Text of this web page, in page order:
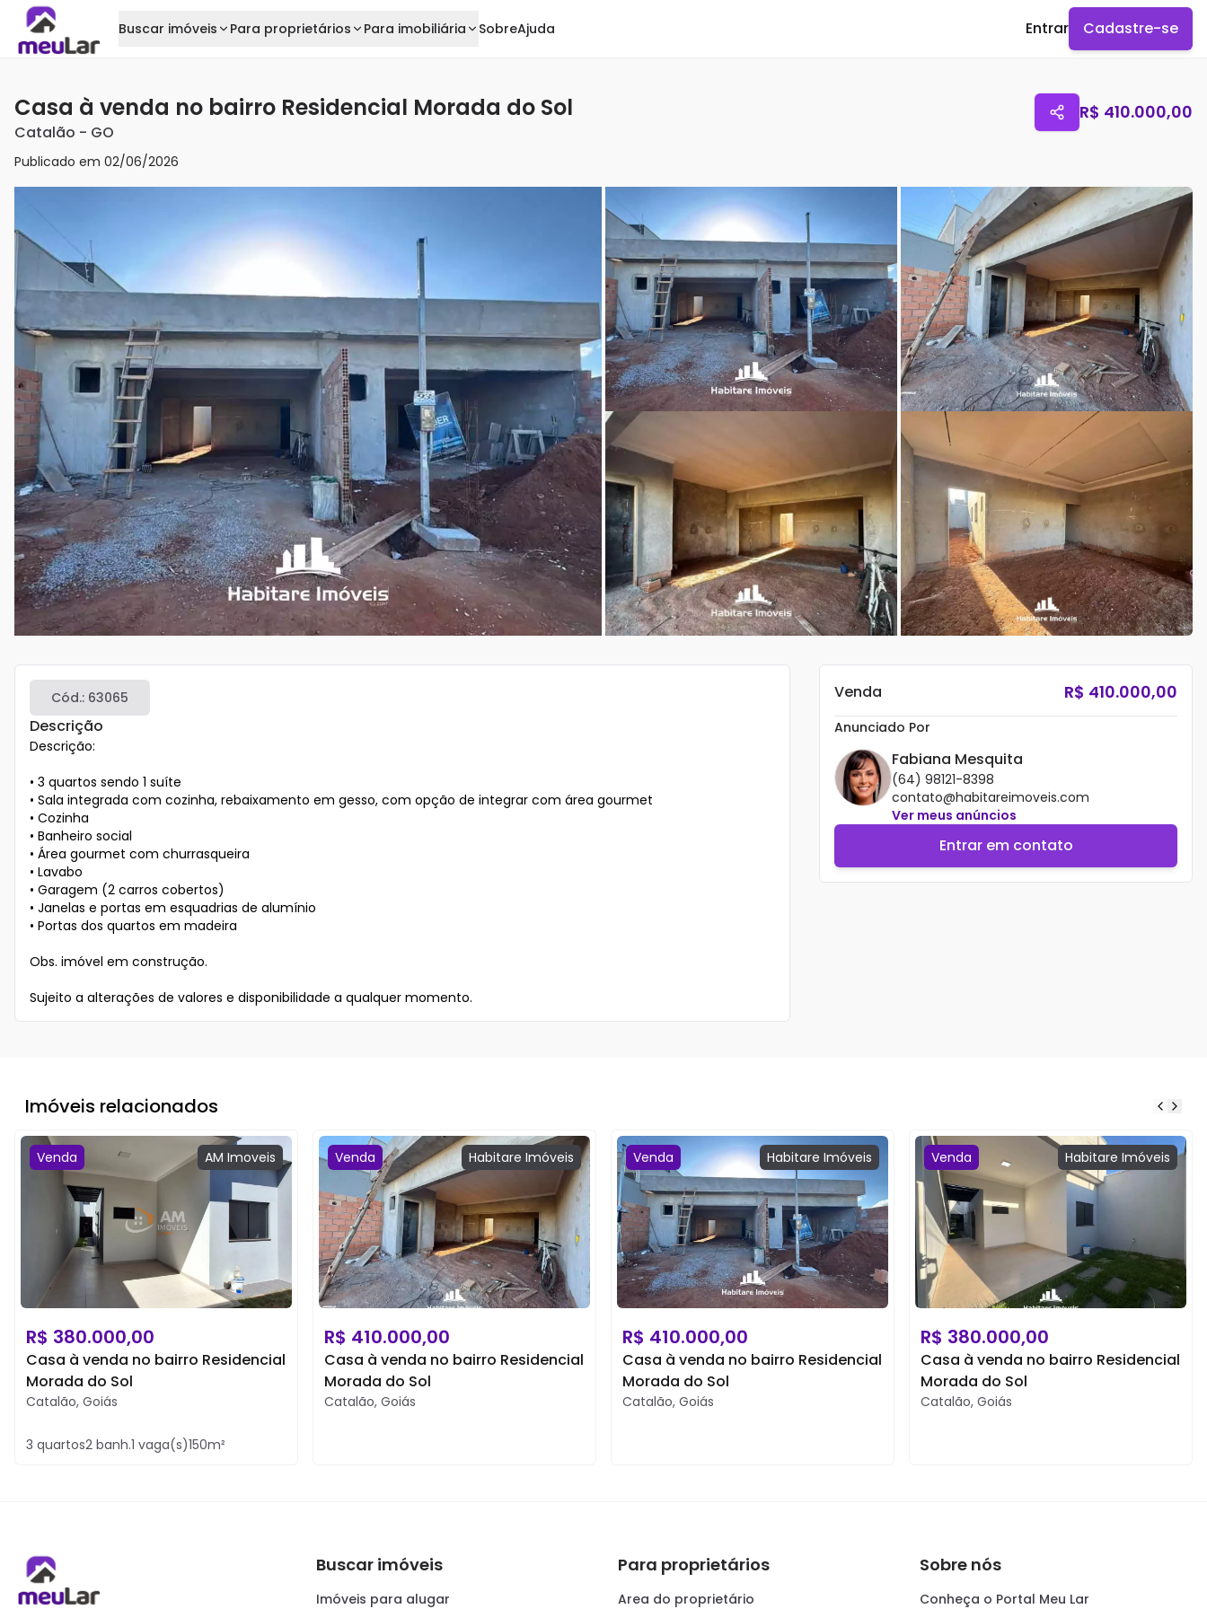
Buscar imóveis Para proprietários Para imobiliária SobreAjuda Entrar Cadastre-se
Casa à venda no bairro Residencial Morada do Sol
Catalão - GO
Publicado em 02/06/2026
R$ 410.000,00
Cód.: 63065
Descrição
Descrição:
• 3 quartos sendo 1 suíte
• Sala integrada com cozinha, rebaixamento em gesso, com opção de integrar com área gourmet
• Cozinha
• Banheiro social
• Área gourmet com churrasqueira
• Lavabo
• Garagem (2 carros cobertos)
• Janelas e portas em esquadrias de alumínio
• Portas dos quartos em madeira
Obs. imóvel em construção.
Sujeito a alterações de valores e disponibilidade a qualquer momento.
Venda R$ 410.000,00
Anunciado Por
Fabiana Mesquita
(64) 98121-8398
contato@habitareimoveis.com
Ver meus anúncios
Entrar em contato
Venda AM Imoveis
R$ 380.000,00
Casa à venda no bairro Residencial
Morada do Sol
Catalão, Goiás
3 quartos2 banh.1 vaga(s)150m²
Venda Habitare Imóveis
R$ 410.000,00
Casa à venda no bairro Residencial
Morada do Sol
Catalão, Goiás
Venda Habitare Imóveis
R$ 410.000,00
Casa à venda no bairro Residencial
Morada do Sol
Catalão, Goiás
Venda Habitare Imóveis
R$ 380.000,00
Casa à venda no bairro Residencial
Morada do Sol
Catalão, Goiás
Imóveis relacionados
Buscar imóveis
Imóveis para alugar
Para proprietários
Area do proprietário
Sobre nós
Conheça o Portal Meu Lar